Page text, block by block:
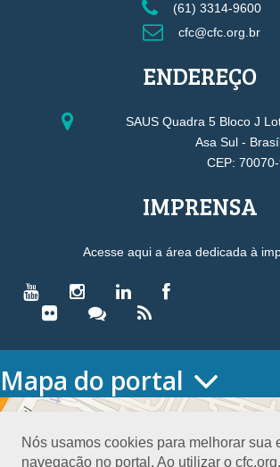
Nós usamos cookies para melhorar sua
navegação no portal. Ao utilizar o
(61) 3314-9600
cfc@cfc.org.br
ENDEREÇO
SAUS Quadra 5 Bloco J
Asa Sul -
CEP:
IMPRENSA
Acesse aqui a área dedicada à
Mapa do portal
HOME
Conselho Diretor